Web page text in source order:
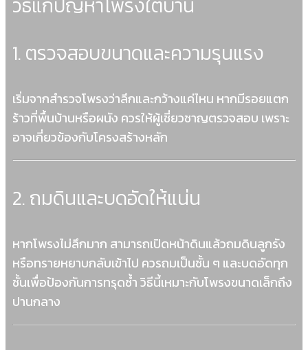
1. ตรวจสอบขนาดและความรุนแรง
เริ่มจากสำรวจโพรงว่าลึกและกว้างแค่ไหน หากมีรอยแตก
ร้าวที่พื้นบ้านหรือผนัง ควรให้ผู้เชี่ยวชาญตรวจสอบ เพราะ
อาจเกี่ยวข้องกับโครงสร้างหลัก
2. ถมดินและบดอัดให้แน่น
หากโพรงไม่ลึกมาก สามารถเปิดหน้าดินแล้วถมดินลูกรัง
หรือทรายหยาบกลับเข้าไป ควรถมเป็นชั้น ๆ และบดอัดทุก
ชั้นเพื่อป้องกันการทรุดซ้ำ วิธีนี้เหมาะกับโพรงขนาดเล็กถึง
ปานกลาง